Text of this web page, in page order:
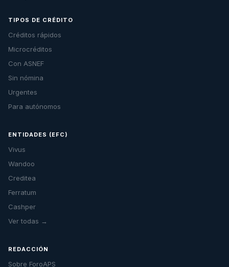
TIPOS DE CRÉDITO
Créditos rápidos
Microcréditos
Con ASNEF
Sin nómina
Urgentes
Para autónomos
ENTIDADES (EFC)
Vivus
Wandoo
Creditea
Ferratum
Cashper
Ver todas →
REDACCIÓN
Sobre ForoAPS